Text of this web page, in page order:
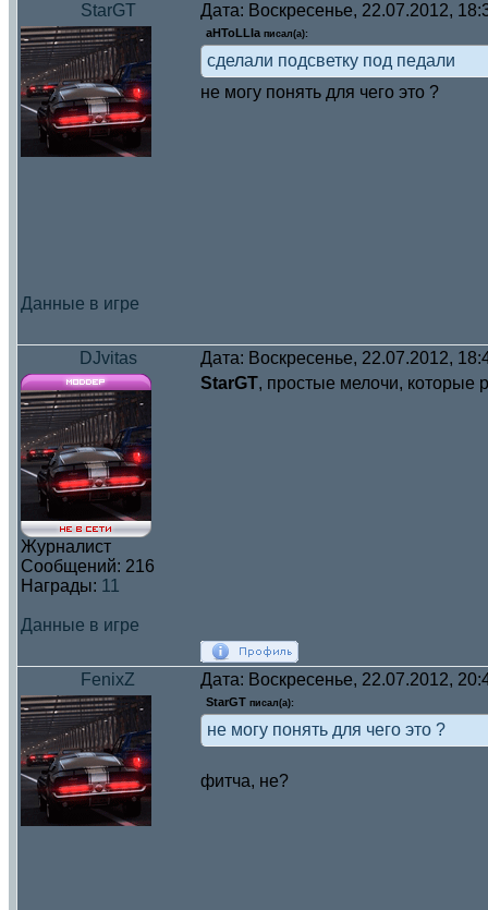
StarGT Дата: Воскресенье, 22.07.2012,
Данные в игре
aHToLLIa писал(а):
сделали подсветку под педали
не могу понять для чего это ?
DJvitas Дата: Воскресенье, 22.07.2012,
Журналист
Сообщений: 216
Награды: 11
Данные в игре
StarGT, простые мелочи, которые
FenixZ Дата: Воскресенье, 22.07.2012,
StarGT писал(а):
не могу понять для чего это ?
фитча, не?